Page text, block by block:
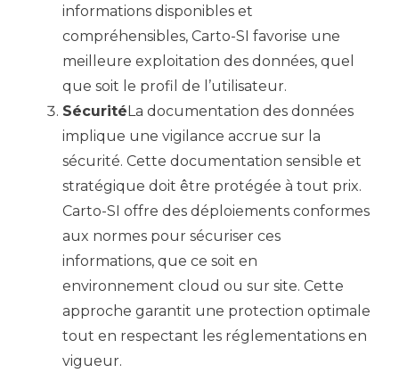
informations disponibles et
compréhensibles, Carto-SI favorise une
meilleure exploitation des données, quel
que soit le profil de l’utilisateur.
SécuritéLa documentation des données
implique une vigilance accrue sur la
sécurité. Cette documentation sensible et
stratégique doit être protégée à tout prix.
Carto-SI offre des déploiements conformes
aux normes pour sécuriser ces
informations, que ce soit en
environnement cloud ou sur site. Cette
approche garantit une protection optimale
tout en respectant les réglementations en
vigueur.